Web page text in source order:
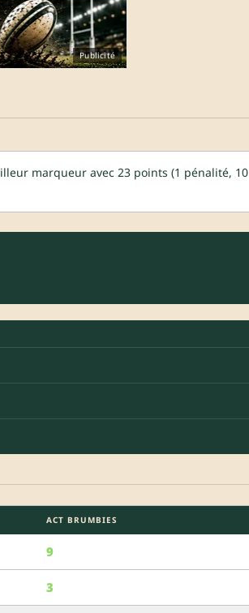
Publicité
marqueur avec 23 points (1 pénalité, 10
ACT BRUMBIES
9
3